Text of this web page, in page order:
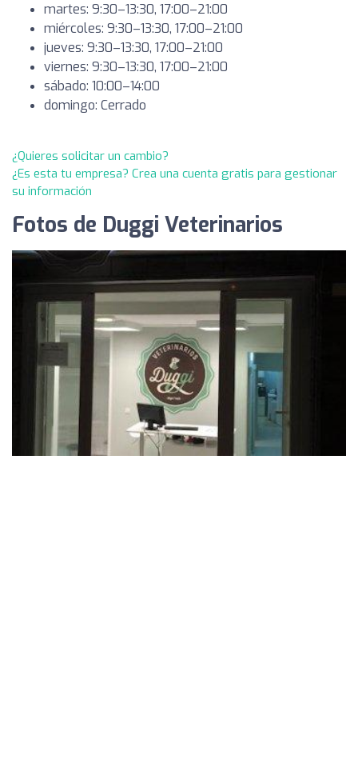
martes: 9:30–13:30, 17:00–21:00
miércoles: 9:30–13:30, 17:00–21:00
jueves: 9:30–13:30, 17:00–21:00
viernes: 9:30–13:30, 17:00–21:00
sábado: 10:00–14:00
domingo: Cerrado
¿Quieres solicitar un cambio?
¿Es esta tu empresa? Crea una cuenta gratis para gestionar
su información
Fotos de Duggi Veterinarios